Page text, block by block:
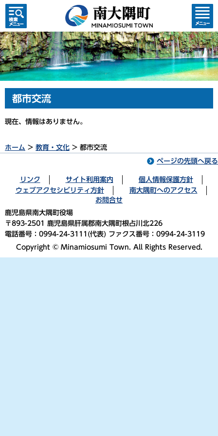
検索・
共通メ
ニュー
コンテ
ンツメ
ニュー
都市交流
現在、情報はありません。
ホーム > 教育・文化 > 都市交流
ページの先頭へ戻る
リンク サイト利用案内
個人情報保護方針
ウェブアクセシビリティ方針
南大隅町へのアクセス
お問合せ
鹿児島県南大隅町役場
〒893-2501 鹿児島県肝属郡南大隅町根占川北226
電話番号：0994-24-3111(代表) ファクス番号：0994-24-3119
Copyright © Minamiosumi Town. All Rights Reserved.